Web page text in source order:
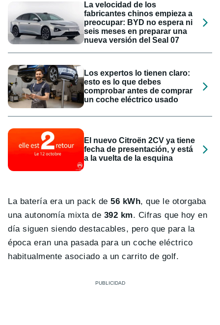
La velocidad de los
fabricantes chinos empieza a
preocupar: BYD no espera ni
seis meses en preparar una
nueva versión del Seal 07
Los expertos lo tienen claro:
esto es lo que debes
comprobar antes de comprar
un coche eléctrico usado
El nuevo Citroën 2CV ya tiene
fecha de presentación, y está
a la vuelta de la esquina
La batería era un pack de 56 kWh, que le otorgaba
una autonomía mixta de 392 km. Cifras que hoy en
día siguen siendo destacables, pero que para la
época eran una pasada para un coche eléctrico
habitualmente asociado a un carrito de golf.